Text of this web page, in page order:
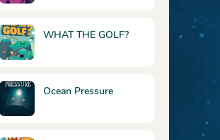
WHAT THE GOLF?
Ocean Pressure